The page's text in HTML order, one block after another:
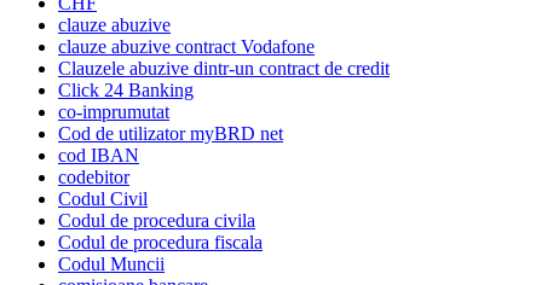
clauze abuzive
clauze abuzive contract Vodafone
Clauzele abuzive dintr-un contract de credit
Click 24 Banking
co-imprumutat
Cod de utilizator myBRD net
cod IBAN
codebitor
Codul Civil
Codul de procedura civila
Codul de procedura fiscala
Codul Muncii